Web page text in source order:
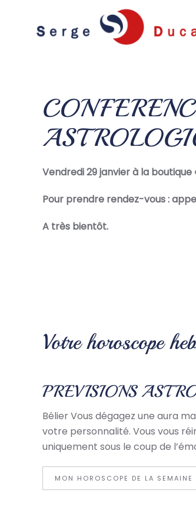
Skip to main content
Vendredi 29 janvier à la
Pour prendre rendez-vous :
A très bientôt.
Votre horoscope
PREVISIONS
Bélier Vous dégagez une aura
votre personnalité. Vous vous
uniquement sous le coup de
MON HOROSCOPE DE LA SEMAINE